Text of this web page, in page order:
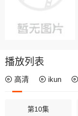
播放列表
高清 ikun
第10集